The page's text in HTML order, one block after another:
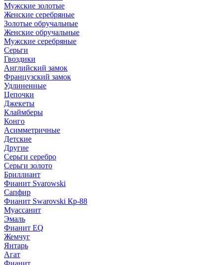
Мужские золотые
Женские серебряные
Золотые обручальные
Женские обручальные
Мужские серебряные
Серьги
Гвоздики
Английский замок
Французский замок
Удлиненные
Цепочки
Джекеты
Клаймберы
Конго
Асимметричные
Детские
Другие
Серьги серебро
Серьги золото
Бриллиант
Фианит Svarowski
Сапфир
Фианит Swarovski Кр-88
Муассанит
Эмаль
Фианит EQ
Жемчуг
Янтарь
Агат
Фианит